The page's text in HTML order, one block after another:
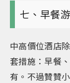
七、早餐
中高價位酒店
套措施：早餐
有。不過贊贊